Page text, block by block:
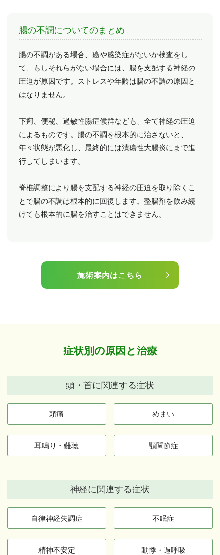
腸の不調についてのまとめ
腸の不調がある場合、癌や感染症がないか検査をし
て、もしそれらがない場合には、腸を支配する神経の
圧迫が原因です。ストレスや年齢は腸の不調の原因と
はなりません。
下痢、便秘、過敏性腸症候群なども、全て神経の圧迫
によるものです。腸の不調を根本的に治さないと、
年々状態が悪化し、最終的には潰瘍性大腸炎にまで進
行してしまいます。
脊椎調整により腸を支配する神経の圧迫を取り除くこ
とで腸の不調は根本的に回復します。整腸剤を飲み続
けても根本的に腸を治すことはできません。
施術案内はこちら
症状別の原因と治療
頭・首に関連する症状
頭痛 めまい
耳鳴り・難聴 顎関節症
神経に関連する症状
自律神経失調症 不眠症
精神不安定 動悸・過呼吸